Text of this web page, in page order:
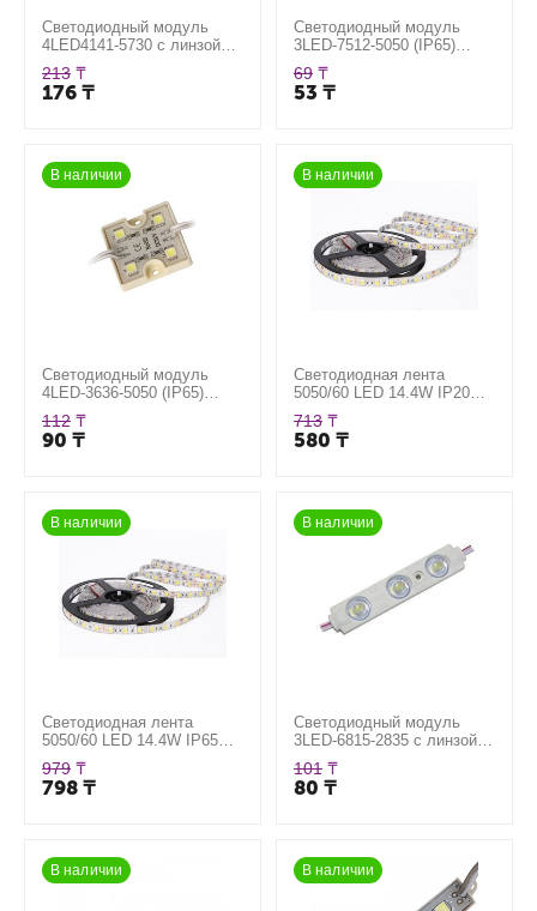
Светодиодный модуль
4LED4141-5730 с линзой
(IP67) 2W, цвет белый
213 ₸
176 ₸
Светодиодный модуль
3LED-7512-5050 (IP65)
0,72W, цвет белый
69 ₸
53 ₸
В наличии
Светодиодный модуль
4LED-3636-5050 (IP65)
0,96W, цвет белый
112 ₸
90 ₸
В наличии
Светодиодная лента
5050/60 LED 14.4W IP20
[белая подложка]
713 ₸
580 ₸
В наличии
Светодиодная лента
5050/60 LED 14.4W IP65
[белая подложка]
979 ₸
798 ₸
В наличии
Светодиодный модуль
3LED-6815-2835 с линзой
(IP67) 1.44W, цвет белый
101 ₸
80 ₸
В наличии В наличии